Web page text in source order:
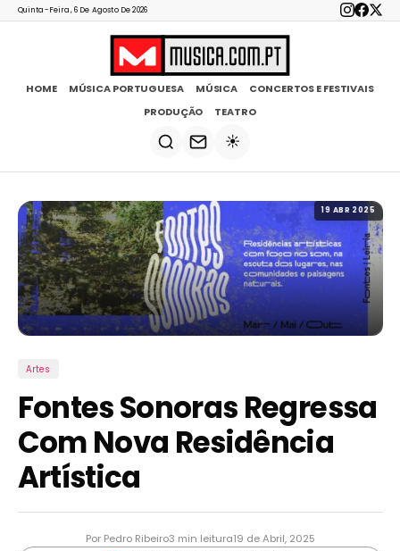
Quinta-Feira, 6 De Agosto De 2026
HOME MÚSICA PORTUGUESA MÚSICA
CONCERTOS E FESTIVAIS
PRODUÇÃO
TEATRO
☀️
19 ABR 2025
Artes
Fontes Sonoras Regressa
Com Nova Residência
Artística
Por Pedro Ribeiro3 min leitura19 de Abril, 2025